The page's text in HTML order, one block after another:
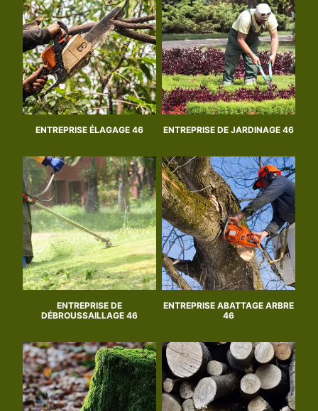
ENTREPRISE ÉLAGAGE 46 ENTREPRISE DE JARDINAGE 46
ENTREPRISE DE
DÉBROUSSAILLAGE 46
ENTREPRISE ABATTAGE ARBRE
46